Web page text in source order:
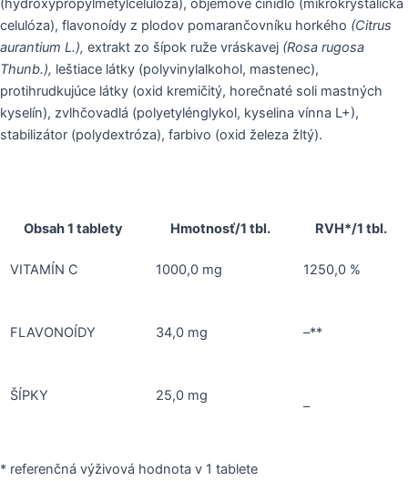
(hydroxypropylmetylcelulóza), objemové činidlo (mikrokryštalická
celulóza), flavonoídy z plodov pomarančovníku horkého (Citrus
aurantium L.), extrakt zo šípok ruže vráskavej (Rosa rugosa
Thunb.), leštiace látky (polyvinylalkohol, mastenec),
protihrudkujúce látky (oxid kremičitý, horečnaté soli mastných
kyselín), zvlhčovadlá (polyetylénglykol, kyselina vínna L+),
stabilizátor (polydextróza), farbivo (oxid železa žltý).
Obsah 1 tablety Hmotnosť/1 tbl. RVH*/1 tbl.
VITAMÍN C 1000,0 mg 1250,0 %
FLAVONOÍDY 34,0 mg –**
ŠÍPKY 25,0 mg
–
* referenčná výživová hodnota v 1 tablete